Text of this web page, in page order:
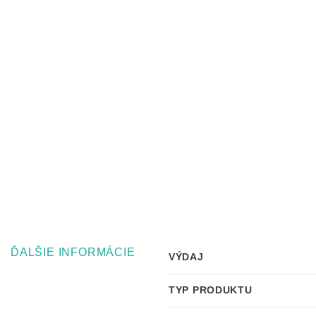
ĎALŠIE INFORMÁCIE VÝDAJ
TYP PRODUKTU